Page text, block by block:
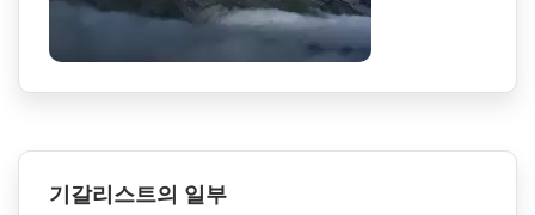
기갈리스트의 일부